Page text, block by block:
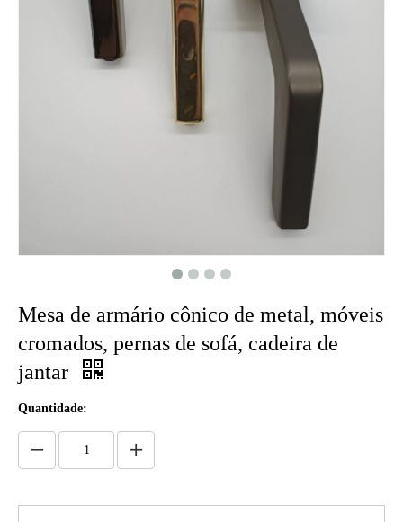
Mesa de armário cônico de metal, móveis
cromados, pernas de sofá, cadeira de
jantar
Quantidade: